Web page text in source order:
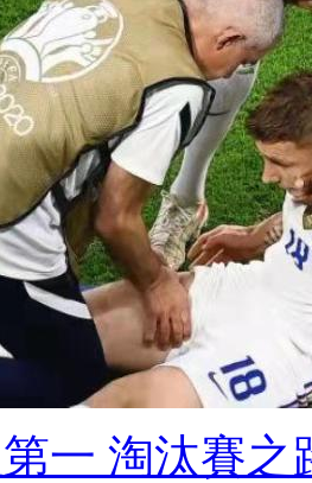
一 淘汰賽之